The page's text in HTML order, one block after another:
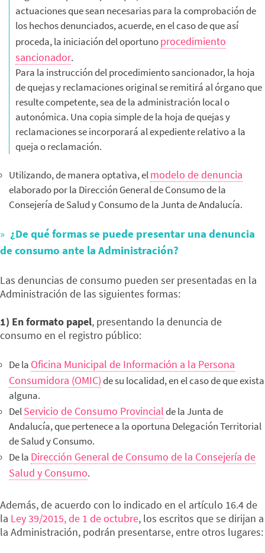
actuaciones que sean necesarias para la comprobación de
los hechos denunciados, acuerde, en el caso de que así
proceda, la iniciación del oportunoprocedimiento
sancionador.
Para la instrucción del procedimiento sancionador, la hoja
de quejas y reclamaciones original se remitirá al órgano que
resulte competente, sea de la administración local o
autonómica. Una copia simple de la hoja de quejas y
reclamaciones se incorporará al expediente relativo a la
queja o reclamación.
Utilizando, de manera optativa, elmodelo de denuncia
elaborado por la Dirección General de Consumo de la
Consejería de Salud y Consumo de la Junta de Andalucía.
¿De qué formas se puede presentar una denuncia
de consumo ante la Administración?
Las denuncias de consumo pueden ser presentadas en la
Administración de las siguientes formas:
1) En formato papel, presentando la denuncia de
consumo en el registro público:
De la Oficina Municipal de Información a la Persona
Consumidora (OMIC)de su localidad, en el caso de que exista
alguna.
DelServicio de Consumo Provincialde la Junta de
Andalucía, que pertenece a la oportuna Delegación Territorial
de Salud y Consumo.
De la Dirección General de Consumo de la Consejería de
Salud y Consumo.
Además, de acuerdo con lo indicado en el artículo 16.4 de
la Ley 39/2015, de 1 de octubre, los escritos que se dirijan a
la Administración, podrán presentarse, entre otros lugares: